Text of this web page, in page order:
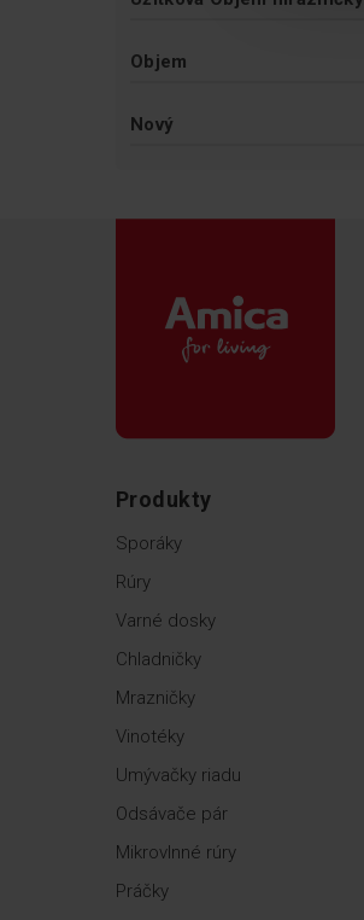
Objem
Nový
Produkty
Sporáky
Rúry
Varné dosky
Chladničky
Mrazničky
Vinotéky
Umývačky riadu
Odsávače pár
Mikrovlnné rúry
Práčky